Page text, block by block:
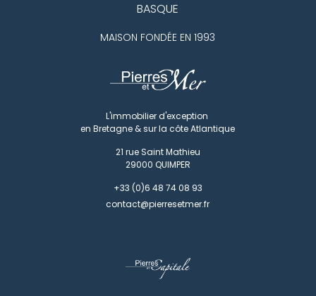
BASQUE
MAISON FONDÉE EN 1993
L'immobilier d'exception
en Bretagne & sur la côte Atlantique
21 rue Saint Mathieu
29000 QUIMPER
+33 (0)6 48 74 08 93
contact@pierresetmer.fr